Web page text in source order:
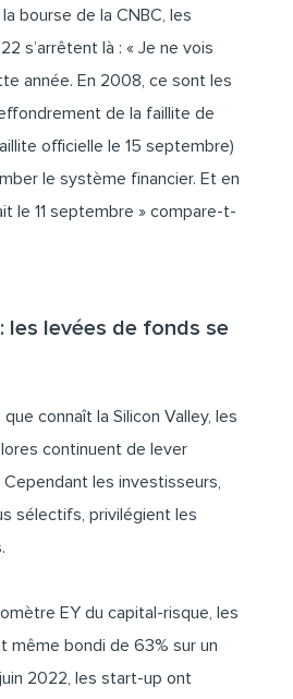
bourse de la CNBC, les
s’arrêtent là : « Je ne vois
année. En 2008, ce sont les
de la faillite de
officielle le 15 septembre)
le système financier. Et en
le 11 septembre » compare-t-
les levées de fonds se
connaît la Silicon Valley, les
continuent de lever
les investisseurs,
sélectifs, privilégient les
EY du capital-risque, les
même bondi de 63% sur un
2022, les start-up ont